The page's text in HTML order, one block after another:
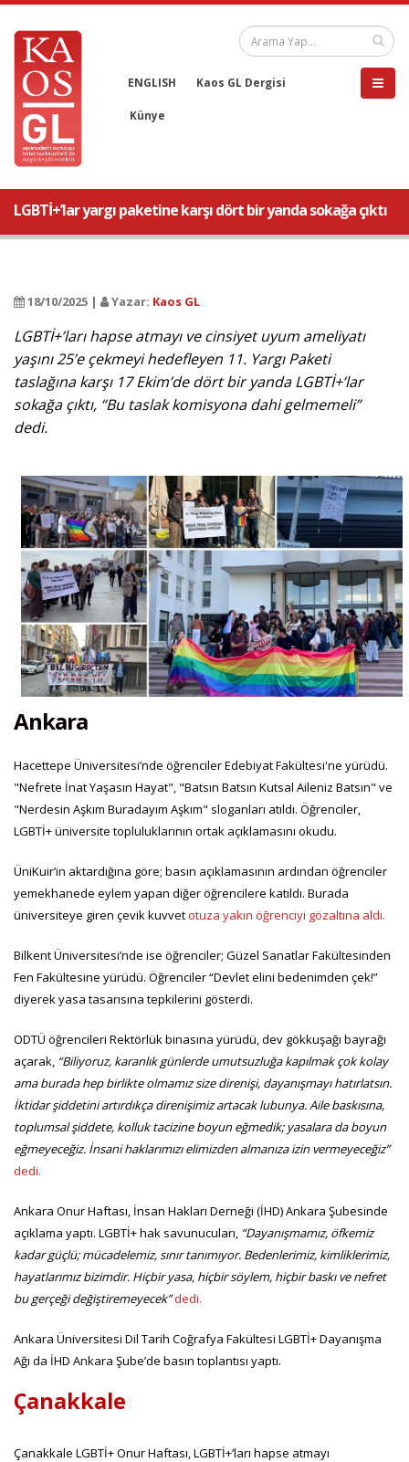
ENGLISH Kaos GL Dergisi
Künye
LGBTİ+’lar yargı paketine karşı dört bir yanda sokağa çıktı
18/10/2025 | Yazar: Kaos GL
LGBTİ+’ları hapse atmayı ve cinsiyet uyum ameliyatı
yaşını 25’e çekmeyi hedefleyen 11. Yargı Paketi
taslağına karşı 17 Ekim’de dört bir yanda LGBTİ+’lar
sokağa çıktı, “Bu taslak komisyona dahi gelmemeli”
dedi.
Ankara
Hacettepe Üniversitesi’nde öğrenciler Edebiyat Fakültesi'ne yürüdü.
"Nefrete İnat Yaşasın Hayat", "Batsın Batsın Kutsal Aileniz Batsın" ve
"Nerdesin Aşkım Buradayım Aşkım" sloganları atıldı. Öğrenciler,
LGBTİ+ üniversite topluluklarının ortak açıklamasını okudu.
ÜniKuir’in aktardığına göre; basın açıklamasının ardından öğrenciler
yemekhanede eylem yapan diğer öğrencilere katıldı. Burada
üniversiteye giren çevik kuvvetotuza yakın öğrenciyi gözaltına aldı.
Bilkent Üniversitesi’nde ise öğrenciler; Güzel Sanatlar Fakültesinden
Fen Fakültesine yürüdü. Öğrenciler “Devlet elini bedenimden çek!”
diyerek yasa tasarısına tepkilerini gösterdi.
ODTÜ öğrencileri Rektörlük binasına yürüdü, dev gökkuşağı bayrağı
açarak, “Biliyoruz, karanlık günlerde umutsuzluğa kapılmak çok kolay
ama burada hep birlikte olmamız size direnişi, dayanışmayı hatırlatsın.
İktidar şiddetini artırdıkça direnişimiz artacak lubunya. Aile baskısına,
toplumsal şiddete, kolluk tacizine boyun eğmedik; yasalara da boyun
eğmeyeceğiz. İnsani haklarımızı elimizden almanıza izin vermeyeceğiz”
dedi.
Ankara Onur Haftası, İnsan Hakları Derneği (İHD) Ankara Şubesinde
açıklama yaptı. LGBTİ+ hak savunucuları, “Dayanışmamız, öfkemiz
kadar güçlü; mücadelemiz, sınır tanımıyor. Bedenlerimiz, kimliklerimiz,
hayatlarımız bizimdir. Hiçbir yasa, hiçbir söylem, hiçbir baskı ve nefret
bu gerçeği değiştiremeyecek”dedi.
Ankara Üniversitesi Dil Tarih Coğrafya Fakültesi LGBTİ+ Dayanışma
Ağı da İHD Ankara Şube’de basın toplantısı yaptı.
Çanakkale
Çanakkale LGBTİ+ Onur Haftası, LGBTİ+’ları hapse atmayı